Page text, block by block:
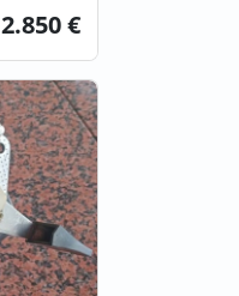
2.850 €